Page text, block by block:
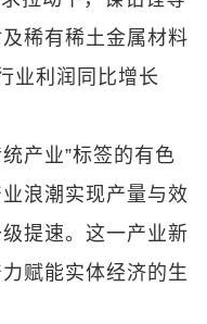
稀有稀土金属材料
业利润同比增长
产业”标签的有色
浪潮实现产量与效
提速。这一产业新
赋能实体经济的生